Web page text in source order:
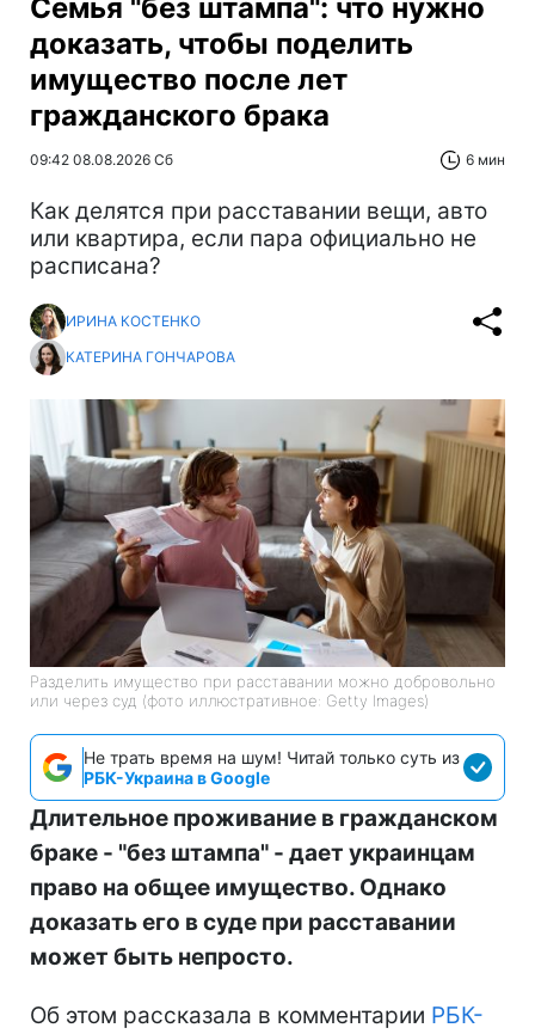
Семья "без штампа": что нужно
доказать, чтобы поделить
имущество после лет
гражданского брака
09:42 08.08.2026 Сб 6 мин
Как делятся при расставании вещи, авто
или квартира, если пара официально не
расписана?
ИРИНА КОСТЕНКО
КАТЕРИНА ГОНЧАРОВА
Разделить имущество при расставании можно добровольно
или через суд (фото иллюстративное: Getty Images)
Не трать время на шум! Читай только суть из
РБК-Украина в Google
Длительное проживание в гражданском
браке - "без штампа" - дает украинцам
право на общее имущество. Однако
доказать его в суде при расставании
может быть непросто.
Об этом рассказала в комментарии РБК-